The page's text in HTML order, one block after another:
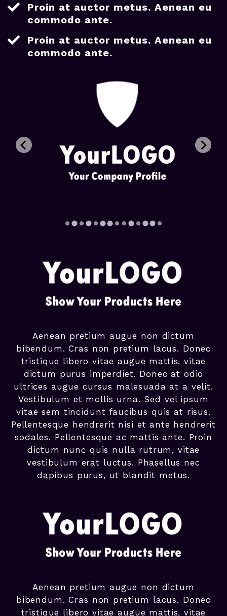
Proin at auctor metus. Aenean eu
commodo ante.
Proin at auctor metus. Aenean eu
commodo ante.
Aenean pretium augue non dictum
bibendum. Cras non pretium lacus. Donec
tristique libero vitae augue mattis, vitae
dictum purus imperdiet. Donec at odio
ultrices augue cursus malesuada at a velit.
Vestibulum et mollis urna. Sed vel ipsum
vitae sem tincidunt faucibus quis at risus.
Pellentesque hendrerit nisi et ante hendrerit
sodales. Pellentesque ac mattis ante. Proin
dictum nunc quis nulla rutrum, vitae
vestibulum erat luctus. Phasellus nec
dapibus purus, ut blandit metus.
Aenean pretium augue non dictum
bibendum. Cras non pretium lacus. Donec
tristique libero vitae augue mattis, vitae